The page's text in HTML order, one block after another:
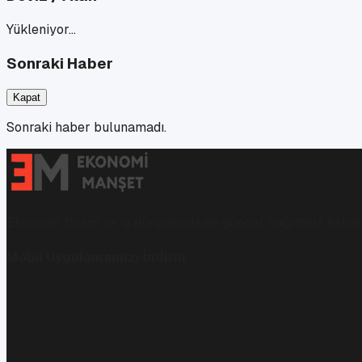
Yükleniyor…
Sonraki Haber
Kapat
Sonraki haber bulunamadı.